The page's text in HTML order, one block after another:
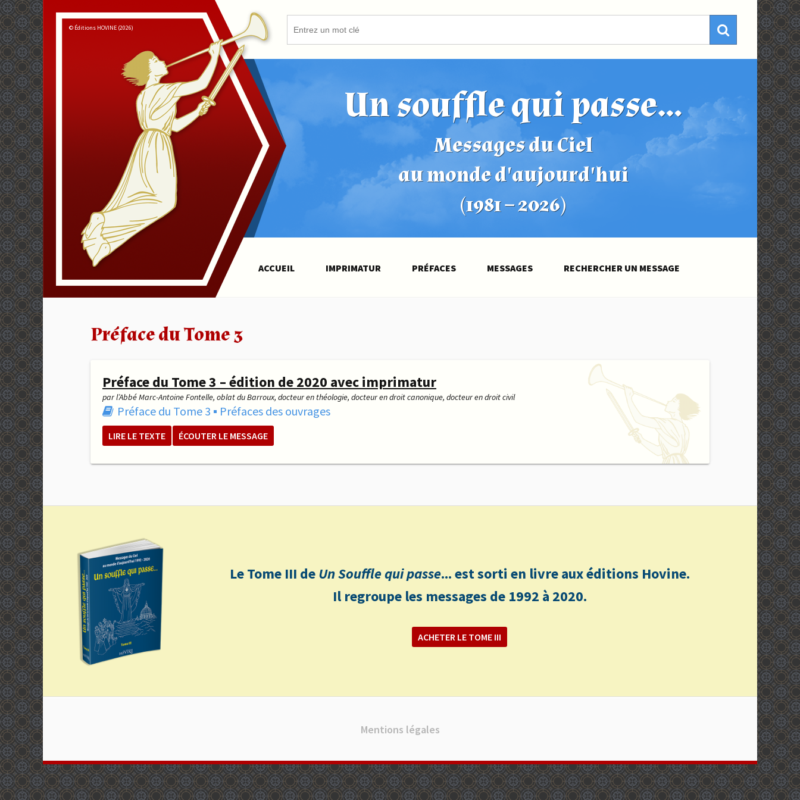
Un souffle qui passe...
Messages du Ciel
au monde d'aujourd'hui
(1981 – 2026)
© Éditions HOVINE (2026)
ACCUEIL IMPRIMATUR PRÉFACES MESSAGES RECHERCHER UN MESSAGE
Préface du Tome 3
Préface du Tome 3 – édition de 2020 avec imprimatur
par l’Abbé Marc-Antoine Fontelle, oblat du Barroux, docteur en théologie, docteur en droit canonique, docteur en droit civil
Préface du Tome 3 ▪︎ Préfaces des ouvrages
LIRE LE TEXTE ÉCOUTER LE MESSAGE
Le Tome III deUn Souffle qui passe... est sorti en livre aux éditions Hovine.
Il regroupe les messages de 1992 à 2020.
ACHETER LE TOME III
Mentions légales